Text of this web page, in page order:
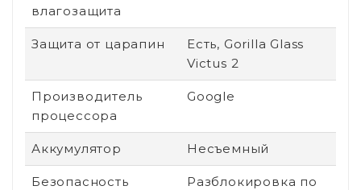
влагозащита
Защита от царапин
Есть, Gorilla Glass
Victus 2
Производитель
процессора
Google
Аккумулятор Несъемный
Безопасность
Разблокировка по